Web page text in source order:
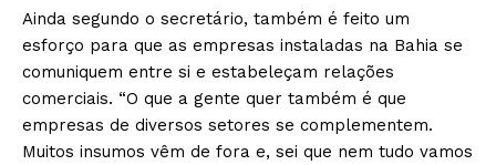
Ainda segundo o secretário, também é feito um
esforço para que as empresas instaladas na Bahia se
comuniquem entre si e estabeleçam relações
comerciais. “O que a gente quer também é que
empresas de diversos setores se complementem.
Muitos insumos vêm de fora e, sei que nem tudo vamos